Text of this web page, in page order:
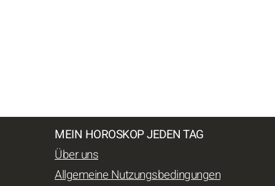
MEIN HOROSKOP JEDEN TAG
Über uns
Allgemeine Nutzungsbedingungen